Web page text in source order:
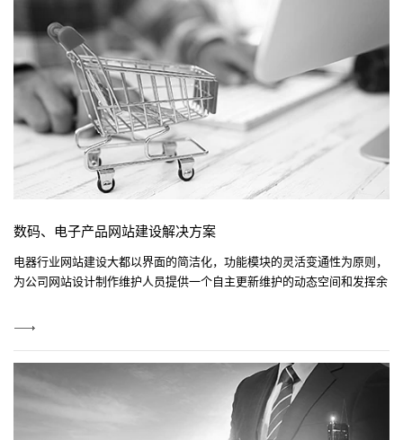
数码、电子产品网站建设解决方案
电器行业网站建设大都以界面的简洁化，功能模块的灵活变通性为原则，
为公司网站设计制作维护人员提供一个自主更新维护的动态空间和发挥余
View
More